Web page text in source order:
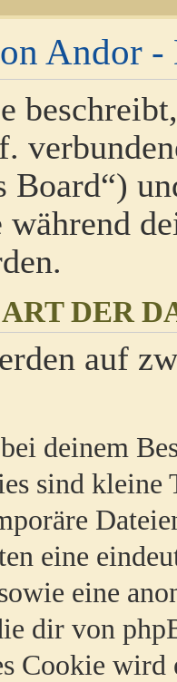
Andor
Board“)
DER
auf
deinem
sind kleine
eine
eine
dir von
Cookie wird